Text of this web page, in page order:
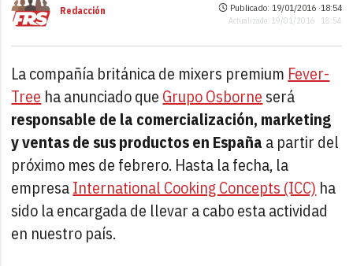
Redacción Publicado: 19/01/2016 ·18:54
Actualizado: 19/01/2016 · 18:54
La compañía británica de mixers premium Fever-
Tree ha anunciado que Grupo Osborne será
responsable de la comercialización, marketing
y ventas de sus productos en España a partir del
próximo mes de febrero. Hasta la fecha, la
empresaInternational Cooking Concepts (ICC) ha
sido la encargada de llevar a cabo esta actividad
en nuestro país.